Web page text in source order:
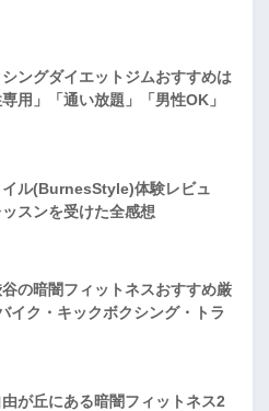
ングダイエットジムおすすめは
用」「通い放題」「男性OK」
ル(BurnesStyle)体験レビュ
スンを受けた全感想
谷の暗闇フィットネスおすすめ厳
イク・キックボクシング・トラ
由が丘にある暗闇フィットネス2